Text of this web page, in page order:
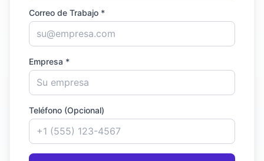
Correo de Trabajo *
Empresa *
Teléfono (Opcional)